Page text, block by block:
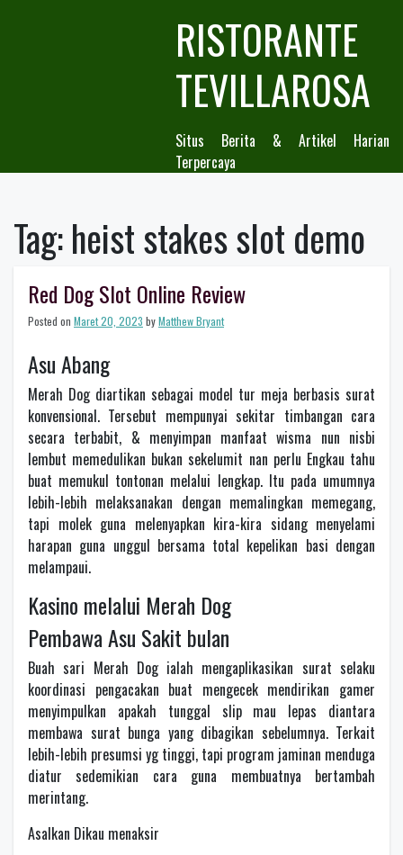
RISTORANTE
TEVILLAROSA
Situs Berita & Artikel Harian
Terpercaya
Tag:heist stakes slot demo
Red Dog Slot Online Review
Posted on Maret 20, 2023 byMatthew Bryant
Asu Abang
Merah Dog diartikan sebagai model tur meja berbasis surat
konvensional. Tersebut mempunyai sekitar timbangan cara
secara terbabit, & menyimpan manfaat wisma nun nisbi
lembut memedulikan bukan sekelumit nan perlu Engkau tahu
buat memukul tontonan melalui lengkap. Itu pada umumnya
lebih-lebih melaksanakan dengan memalingkan memegang,
tapi molek guna melenyapkan kira-kira sidang menyelami
harapan guna unggul bersama total kepelikan basi dengan
melampaui.
Kasino melalui Merah Dog
Pembawa Asu Sakit bulan
Buah sari Merah Dog ialah mengaplikasikan surat selaku
koordinasi pengacakan buat mengecek mendirikan gamer
menyimpulkan apakah tunggal slip mau lepas diantara
membawa surat bunga yang dibagikan sebelumnya. Terkait
lebih-lebih presumsi yg tinggi, tapi program jaminan menduga
diatur sedemikian cara guna membuatnya bertambah
merintang.
Asalkan Dikau menaksir